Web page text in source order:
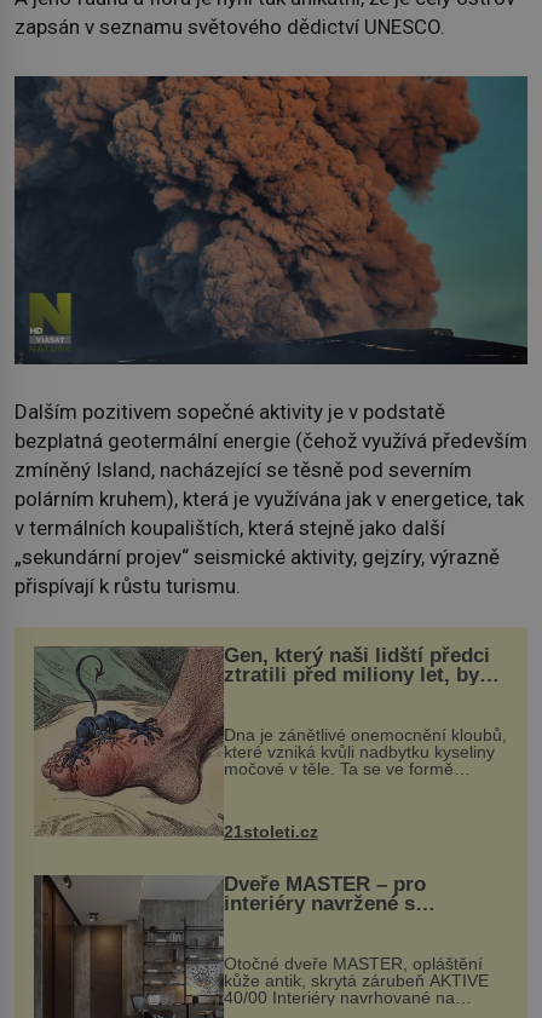
zapsán v seznamu světového dědictví UNESCO.
Dalším pozitivem sopečné aktivity je v podstatě
bezplatná geotermální energie (čehož využívá především
zmíněný Island, nacházející se těsně pod severním
polárním kruhem), která je využívána jak v energetice, tak
v termálních koupalištích, která stejně jako další
„sekundární projev“ seismické aktivity, gejzíry, výrazně
přispívají k růstu turismu.
Gen, který naši lidští předci
ztratili před miliony let, by
mohl pomoci s léčbou
„nemoci králů“
Dna je zánětlivé onemocnění kloubů,
které vzniká kvůli nadbytku kyseliny
močové v těle. Ta se ve formě
nohou, a způsobuje bole...
21stoleti.cz
Dveře MASTER – pro
interiéry navržené s
rozumem i vášní!
Otočné dveře MASTER, opláštění
kůže antik, skrytá zárubeň AKTIVE
40/00 Interiéry navrhované na